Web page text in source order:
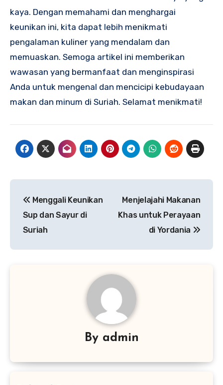
kaya. Dengan memahami dan menghargai
keunikan ini, kita dapat lebih menikmati
pengalaman kuliner yang mendalam dan
memuaskan. Semoga artikel ini memberikan
wawasan yang bermanfaat dan menginspirasi
Anda untuk mengenal dan mencicipi kebudayaan
makan dan minum di Suriah. Selamat menikmati!
pos
Menggali Keunikan
Sup dan Sayur di
Suriah
Menjelajahi Makanan
Khas untuk Perayaan
di Yordania
By admin